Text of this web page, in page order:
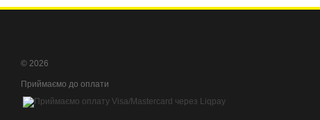
© 2026
Приймаємо до оплати